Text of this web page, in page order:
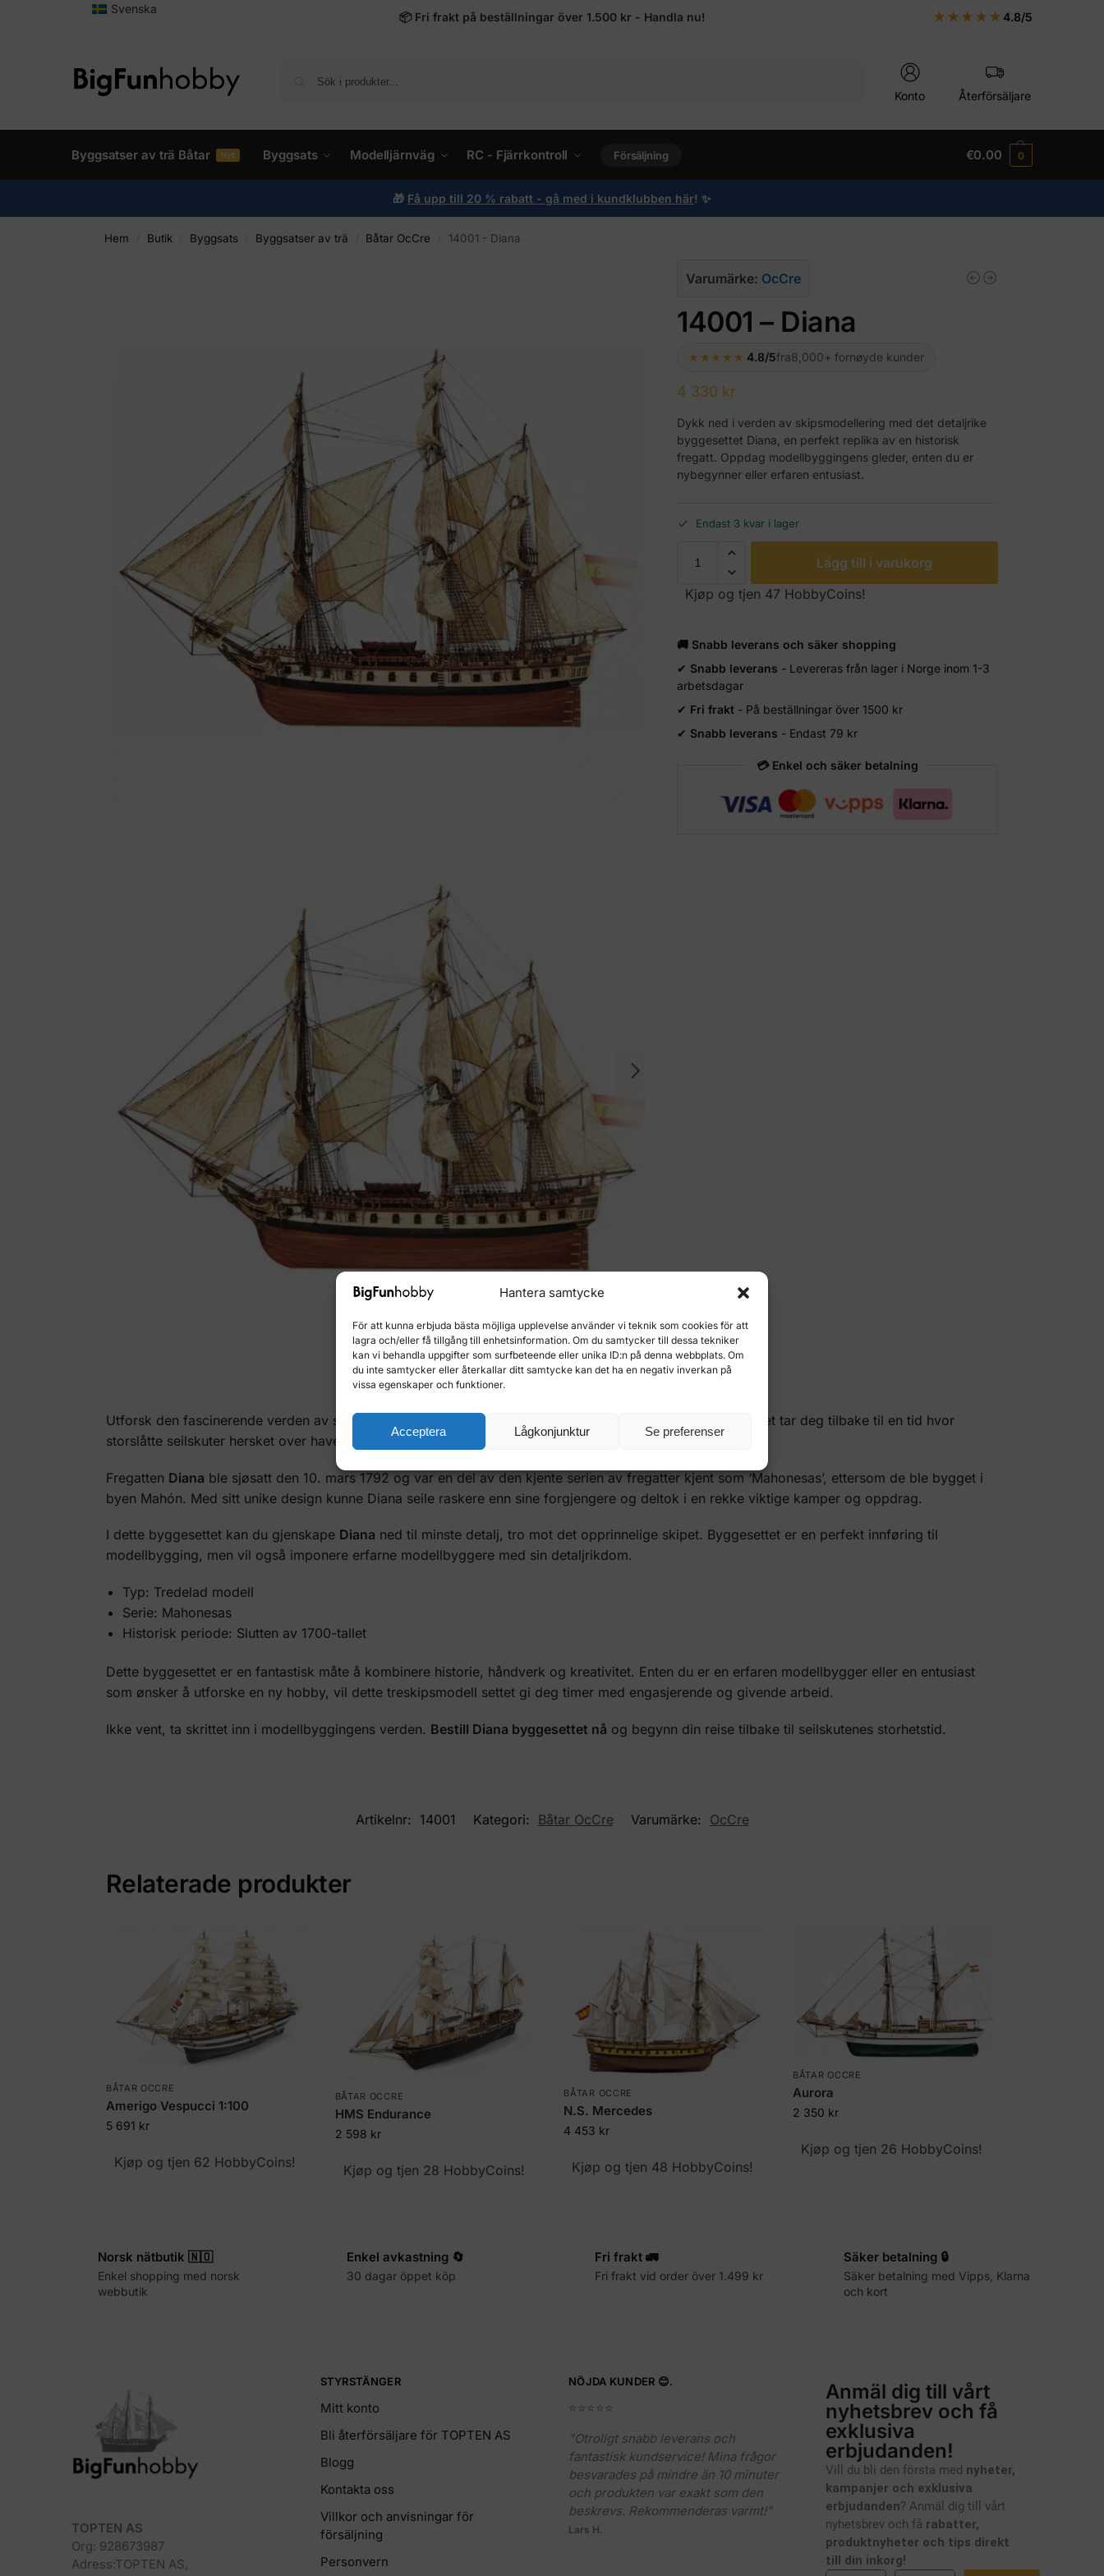
Hantera samtycke
För att kunna erbjuda bästa möjliga upplevelse använder vi teknik som cookies för att
lagra och/eller få tillgång till enhetsinformation. Om du samtycker till dessa tekniker
kan vi behandla uppgifter som surfbeteende eller unika ID:n på denna webbplats. Om
du inte samtycker eller återkallar ditt samtycke kan det ha en negativ inverkan på
vissa egenskaper och funktioner.
Acceptera Lågkonjunktur Se preferenser
Svenska
📦 Fri frakt på beställningar över 1.500 kr - Handla nu! ★★★★★ 4.8/5
Konto Återförsäljare
Byggsatser av trä Båtar Nytt Byggsats Modelljärnväg RC - Fjärrkontroll Försäljning €0.00 0
🎁 Få upp till 20 % rabatt - gå med i kundklubben här! ✨
Hem Butik Byggsats Byggsatser av trä Båtar OcCre 14001 - Diana
Varumärke: OcCre
14001 – Diana
★★★★★ 4.8/5fra8,000+ fornøyde kunder
4 330 kr
Dykk ned i verden av skipsmodellering med det detaljrike
byggesettet Diana, en perfekt replika av en historisk
fregatt. Oppdag modellbyggingens gleder, enten du er
nybegynner eller erfaren entusiast.
Endast 3 kvar i lager
Lägg till i varukorg
Kjøp og tjen 47 HobbyCoins!
🚚 Snabb leverans och säker shopping
✔ Snabb leverans - Levereras från lager i Norge inom 1-3
arbetsdagar
✔ Fri frakt - På beställningar över 1500 kr
✔ Snabb leverans - Endast 79 kr
💳 Enkel och säker betalning
Beskrivning Ytterligare information Recensioner 0
Utforsk den fascinerende verden av skipsmodellering med vårt byggesett Diana. Dette treskipsmodell settet tar deg tilbake til en tid hvor
storslåtte seilskuter hersket over havene.
Fregatten Diana ble sjøsatt den 10. mars 1792 og var en del av den kjente serien av fregatter kjent som ‘Mahonesas’, ettersom de ble bygget i
byen Mahón. Med sitt unike design kunne Diana seile raskere enn sine forgjengere og deltok i en rekke viktige kamper og oppdrag.
I dette byggesettet kan du gjenskape Diana ned til minste detalj, tro mot det opprinnelige skipet. Byggesettet er en perfekt innføring til
modellbygging, men vil også imponere erfarne modellbyggere med sin detaljrikdom.
Typ: Tredelad modell
Serie: Mahonesas
Historisk periode: Slutten av 1700-tallet
Dette byggesettet er en fantastisk måte å kombinere historie, håndverk og kreativitet. Enten du er en erfaren modellbygger eller en entusiast
som ønsker å utforske en ny hobby, vil dette treskipsmodell settet gi deg timer med engasjerende og givende arbeid.
Ikke vent, ta skrittet inn i modellbyggingens verden. Bestill Diana byggesettet nå og begynn din reise tilbake til seilskutenes storhetstid.
Artikelnr: 14001 Kategori: Båtar OcCre Varumärke: OcCre
Relaterade produkter
BÅTAR OCCRE
Amerigo Vespucci 1:100
5 691 kr
Kjøp og tjen 62 HobbyCoins!
BÅTAR OCCRE
HMS Endurance
2 598 kr
Kjøp og tjen 28 HobbyCoins!
BÅTAR OCCRE
N.S. Mercedes
4 453 kr
Kjøp og tjen 48 HobbyCoins!
BÅTAR OCCRE
Aurora
2 350 kr
Kjøp og tjen 26 HobbyCoins!
Norsk nätbutik 🇳🇴
Enkel shopping med norsk
webbutik
Enkel avkastning 🔄
30 dagar öppet köp
Fri frakt 🚛
Fri frakt vid order över 1.499 kr
Säker betalning 🔒
Säker betalning med Vipps, Klarna
och kort
TOPTEN AS
Org: 928673987
Adress:TOPTEN AS,
STYRSTÄNGER
Mitt konto
Bli återförsäljare för TOPTEN AS
Blogg
Kontakta oss
Villkor och anvisningar för
försäljning
Personvern
NÖJDA KUNDER 😊.
⭐️⭐️⭐️⭐️⭐️
"Otroligt snabb leverans och
fantastisk kundservice! Mina frågor
besvarades på mindre än 10 minuter
och produkten var exakt som den
beskrevs. Rekommenderas varmt!"
Lars H.
Anmäl dig till vårt
nyhetsbrev och få
exklusiva
erbjudanden!
Vill du bli den första med nyheter,
kampanjer och exklusiva
erbjudanden? Anmäl dig till vårt
nyhetsbrev och få rabatter,
produktnyheter och tips direkt
till din inkorg!